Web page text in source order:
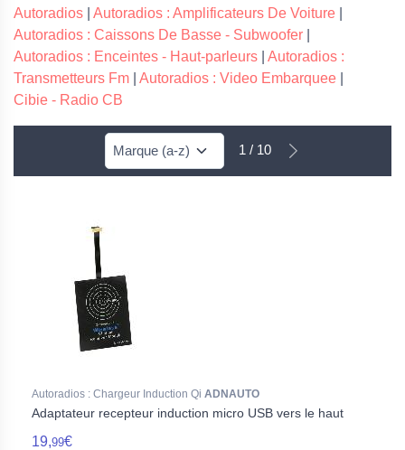
Autoradios
Autoradios : Amplificateurs De Voiture
Autoradios : Caissons De Basse - Subwoofer
Autoradios : Enceintes - Haut-parleurs
Autoradios :
Transmetteurs Fm
Autoradios : Video Embarquee
Cibie - Radio CB
1 / 10
Autoradios : Chargeur Induction Qi ADNAUTO
Adaptateur recepteur induction micro USB vers le haut
19,99€